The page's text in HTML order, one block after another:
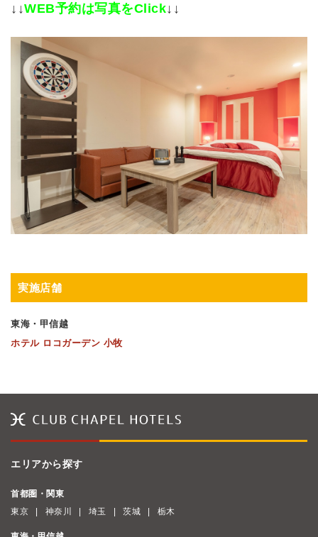
↓↓WEB予約は写真をClick↓↓
実施店舗
東海・甲信越
ホテル ロコガーデン 小牧
エリアから探す
首都圏・関東
東京
神奈川 埼玉 茨城 栃木